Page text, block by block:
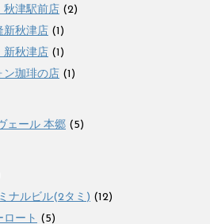
秋津駅前店 (2)
新秋津店 (1)
新秋津店 (1)
ン珈琲の店 (1)
ェール 本郷 (5)
ナルビル(2タミ) (12)
ロート (5)